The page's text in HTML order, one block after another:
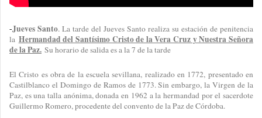
-Jueves Santo. La tarde del Jueves Santo realiza su estación de penitencia
la Hermandad del Santísimo Cristo de la Vera Cruz y Nuestra Señora
de la Paz. Su horario de salida es a la 7 de la tarde
El Cristo es obra de la escuela sevillana, realizado en 1772, presentado en
Castilblanco el Domingo de Ramos de 1773. Sin embargo, la Virgen de la
Paz, es una talla anónima, donada en 1962 a la hermandad por el sacerdote
Guillermo Romero, procedente del convento de la Paz de Córdoba.